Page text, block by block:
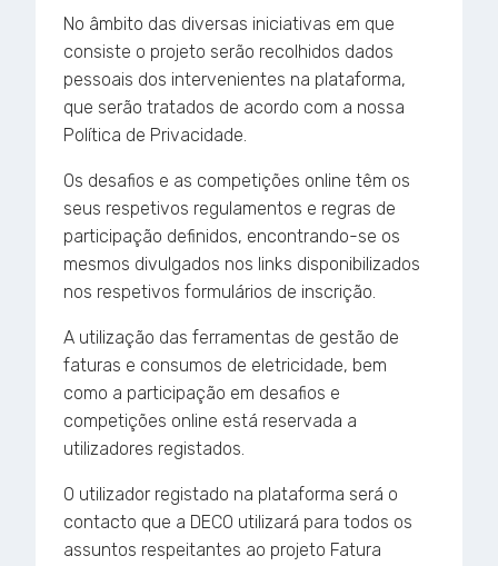
No âmbito das diversas iniciativas em que
consiste o projeto serão recolhidos dados
pessoais dos intervenientes na plataforma,
que serão tratados de acordo com a nossa
Política de Privacidade.
Os desafios e as competições online têm os
seus respetivos regulamentos e regras de
participação definidos, encontrando-se os
mesmos divulgados nos links disponibilizados
nos respetivos formulários de inscrição.
A utilização das ferramentas de gestão de
faturas e consumos de eletricidade, bem
como a participação em desafios e
competições online está reservada a
utilizadores registados.
O utilizador registado na plataforma será o
contacto que a DECO utilizará para todos os
assuntos respeitantes ao projeto Fatura